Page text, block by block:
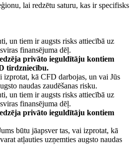
lai redzētu saturu, kas ir specifisks
un tiem ir augsts risks attiecībā uz
finansējuma dēļ.
privāto ieguldītāju kontiem
tirdzniecību.
izprotat, kā CFD darbojas, un vai Jūs
naudas zaudēšanas risku.
un tiem ir augsts risks attiecībā uz
finansējuma dēļ.
privāto ieguldītāju kontiem
būtu jāapsver tas, vai izprotat, kā
atļauties uzņemties augsto naudas